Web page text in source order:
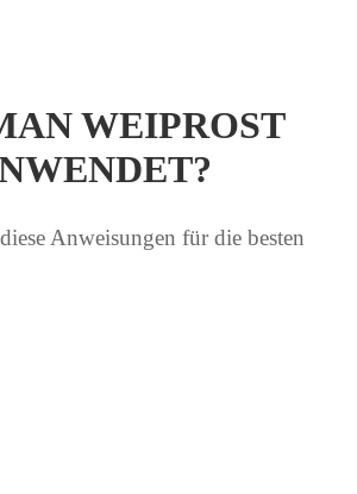
WEIPROST
Anweisungen für die besten